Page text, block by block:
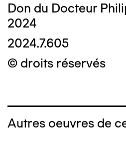
Don du Docteur
2024
2024.7.605
© droits réservés
Autres oeuvres de